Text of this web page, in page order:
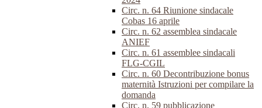
Circ. n. 64 Riunione sindacale
Cobas 16 aprile
Circ. n. 62 assemblea sindacale
ANIEF
Circ. n. 61 assemblee sindacali
FLG-CGIL
Circ. n. 60 Decontribuzione bonus
maternità Istruzioni per compilare la
domanda
Circ. n. 59 pubblicazione